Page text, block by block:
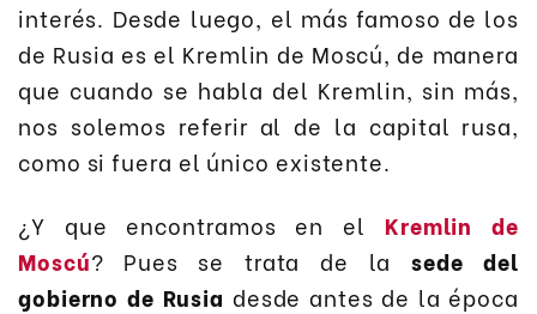
interés. Desde luego, el más famoso de los
de Rusia es el Kremlin de Moscú, de manera
que cuando se habla del Kremlin, sin más,
nos solemos referir al de la capital rusa,
como si fuera el único existente.
¿Y que encontramos en el Kremlin de
Moscú? Pues se trata de la sede del
gobierno de Rusia desde antes de la época